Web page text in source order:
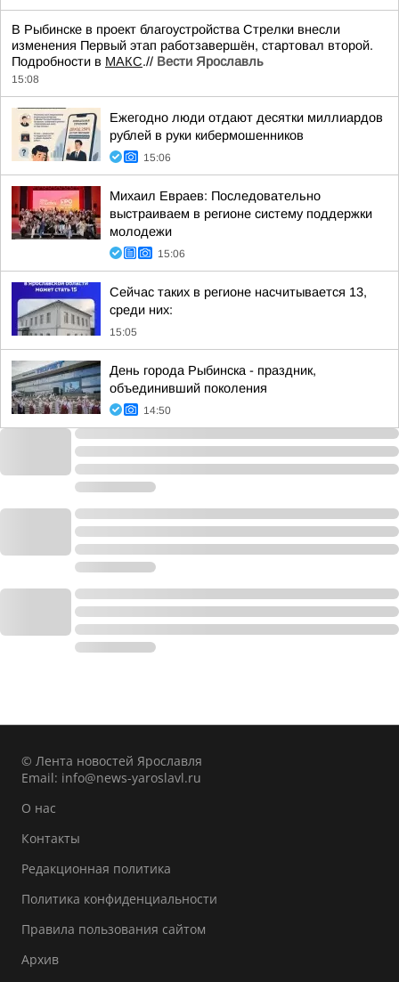
В Рыбинске в проект благоустройства Стрелки внесли
изменения Первый этап работзавершён, стартовал второй.
Подробности в МАКС.// Вести Ярославль
15:08
Ежегодно люди отдают десятки миллиардов
рублей в руки кибермошенников
15:06
Михаил Евраев: Последовательно
выстраиваем в регионе систему поддержки
молодежи
15:06
Сейчас таких в регионе насчитывается 13,
среди них:
15:05
День города Рыбинска - праздник,
объединивший поколения
14:50
© Лента новостей Ярославля
Email: info@news-yaroslavl.ru
О нас
Контакты
Редакционная политика
Политика конфиденциальности
Правила пользования сайтом
Архив